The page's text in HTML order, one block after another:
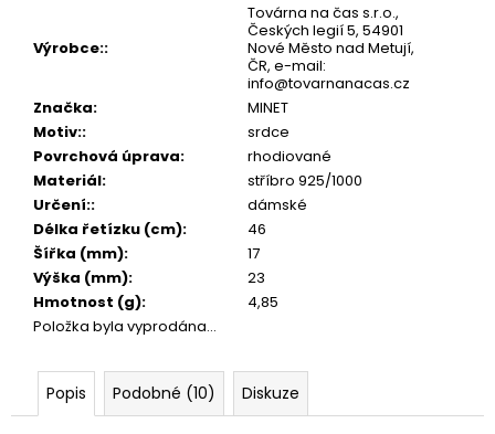
Výrobce::
Továrna na čas s.r.o.,
Českých legií 5, 54901
Nové Město nad Metují,
ČR, e-mail:
info@tovarnanacas.cz
Značka:
MINET
Motiv::
srdce
Povrchová úprava:
rhodiované
Materiál:
stříbro 925/1000
Určení::
dámské
Délka řetízku (cm):
46
Šířka (mm):
17
Výška (mm):
23
Hmotnost (g):
4,85
Položka byla vyprodána…
Popis Podobné (10) Diskuze
m